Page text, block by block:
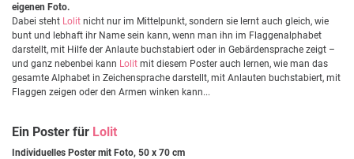
eigenen Foto.
Dabei steht Lolit nicht nur im Mittelpunkt, sondern sie lernt auch gleich, wie
bunt und lebhaft ihr Name sein kann, wenn man ihn im Flaggenalphabet
darstellt, mit Hilfe der Anlaute buchstabiert oder in Gebärdensprache zeigt –
und ganz nebenbei kann Lolit mit diesem Poster auch lernen, wie man das
gesamte Alphabet in Zeichensprache darstellt, mit Anlauten buchstabiert, mit
Flaggen zeigen oder den Armen winken kann...
Ein Poster für Lolit
Individuelles Poster mit Foto, 50 x 70 cm